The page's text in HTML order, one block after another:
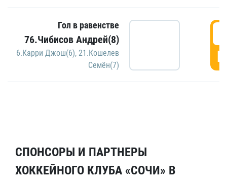
Гол в равенстве
76.Чибисов Андрей(8)
6.Карри Джош(6), 21.Кошелев
Семён(7)
СПОНСОРЫ И ПАРТНЕРЫ
ХОККЕЙНОГО КЛУБА «СОЧИ» В